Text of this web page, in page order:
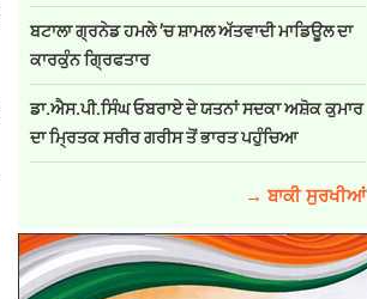
ਬਟਾਲਾ ਗ੍ਰਨੇਡ ਹਮਲੇ ’ਚ ਸ਼ਾਮਲ ਅੱਤਵਾਦੀ ਮਾਡਿਊਲ ਦਾ
ਕਾਰਕੁੰਨ ਗ੍ਰਿਫਤਾਰ
ਡਾ.ਐਸ.ਪੀ.ਸਿੰਘ ਓਬਰਾਏ ਦੇ ਯਤਨਾਂ ਸਦਕਾ ਅਸ਼ੋਕ ਕੁਮਾਰ
ਦਾ ਮ੍ਰਿਤਕ ਸਰੀਰ ਗਰੀਸ ਤੋਂ ਭਾਰਤ ਪਹੁੰਚਿਆ
→ ਬਾਕੀ ਸੁਰਖੀਆਂ